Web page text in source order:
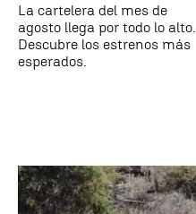
La cartelera del mes de
agosto llega por todo lo alto.
Descubre los estrenos más
esperados.